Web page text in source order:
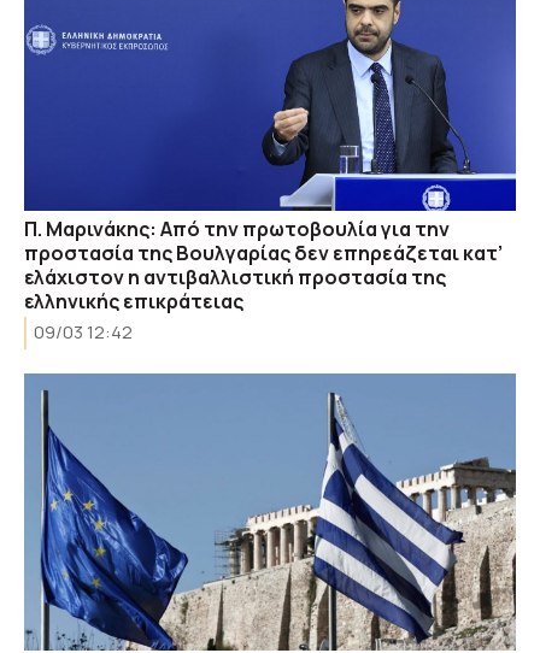
Π. Μαρινάκης: Από την πρωτοβουλία για την
προστασία της Βουλγαρίας δεν επηρεάζεται κατ’
ελάχιστον η αντιβαλλιστική προστασία της
ελληνικής επικράτειας
09/03 12:42